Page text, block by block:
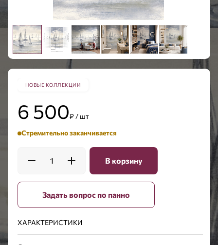
НОВЫЕ КОЛЛЕКЦИИ
6 500₽ / шт
Стремительно заканчивается
1 В корзину
Задать вопрос по панно
ХАРАКТЕРИСТИКИ